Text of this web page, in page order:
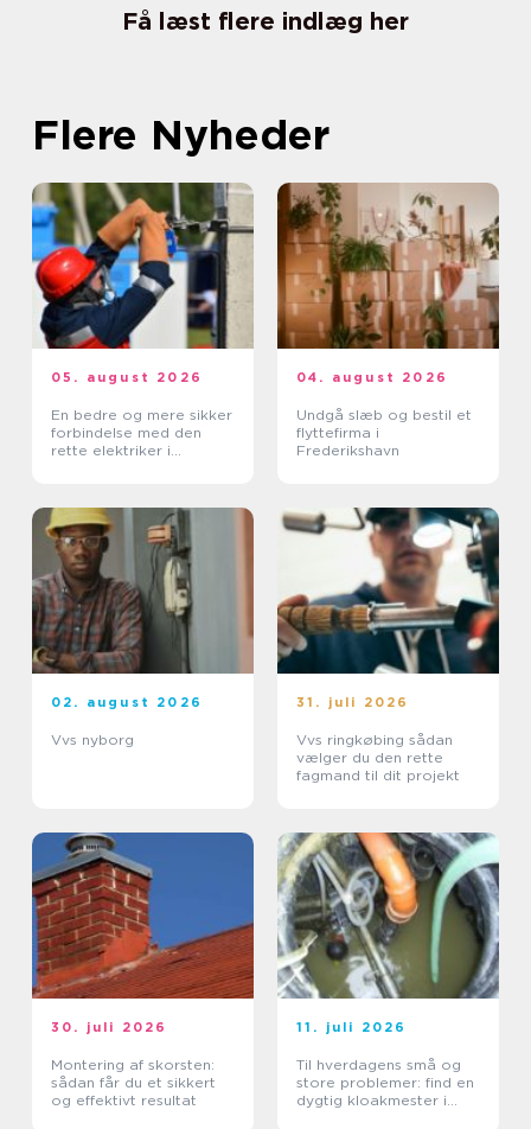
Få læst flere indlæg her
Flere Nyheder
05. august 2026
En bedre og mere sikker
forbindelse med den
rette elektriker i
04. august 2026
Undgå slæb og bestil et
flyttefirma i
Frederikshavn
02. august 2026
Vvs nyborg
31. juli 2026
Vvs ringkøbing sådan
vælger du den rette
fagmand til dit projekt
30. juli 2026
Montering af skorsten:
sådan får du et sikkert
og effektivt resultat
11. juli 2026
Til hverdagens små og
store problemer: find en
dygtig kloakmester i